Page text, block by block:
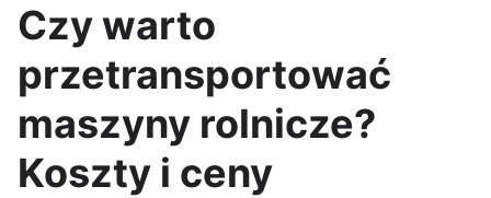
Czy warto
przetransportować
maszyny rolnicze?
Koszty i ceny